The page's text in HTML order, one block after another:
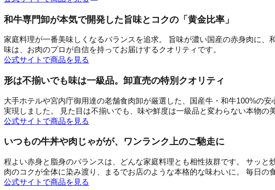
和牛専門卸が本気で開発した旨味とコクの「黄金比率」
家庭料理が一番美味しくなるバランスを追求。 旨味が濃い国産の赤身肉に
味は、お肉のプロが自信を持ってお届けするクオリティです。
公式サイトで商品を見る
形は不揃いでも味は一級品。卸直売の特別クオリティ
大手ホテルや宮内庁御用達の老舗食肉卸が厳選した、国産牛・和牛100%の
実現しました。 見た目は不揃いでも、味や鮮度は一級品と変わらない本物の
公式サイトで商品を見る
いつもの牛丼や肉じゃがが、ワンランク上のご馳走に
程よい赤身と脂身のバランスは、どんな家庭料理とも相性抜群です。 サッ
肉のコクが全体に染み渡り、まるでお店のような本格的な味わいに。 毎日の
公式サイトで商品を見る